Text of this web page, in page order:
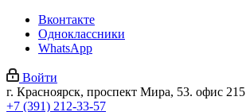
Вконтакте
Одноклассники
WhatsApp
Войти
г. Красноярск, проспект Мира, 53. офис 215
+7 (391) 212-33-57